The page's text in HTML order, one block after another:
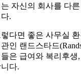
자신의 회사를 다
.
다면 좋은 사무실
인 랜드스타드
은 급여와 복리후생
다.